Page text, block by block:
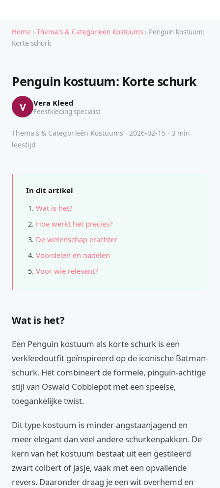
Home › Thema's & Categorieën Kostuums › Penguin kostuum:
Korte schurk
Penguin kostuum: Korte schurk
V Vera Kleed
Feestkleding specialist
Thema's & Categorieën Kostuums · 2026-02-15 · 3 min
leestijd
In dit artikel
Wat is het?
Hoe werkt het precies?
De wetenschap erachter
Voordelen en nadelen
Voor wie relevant?
Wat is het?
Een Penguin kostuum als korte schurk is een
verkleedoutfit geïnspireerd op de iconische Batman-
schurk. Het combineert de formele, pinguïn-achtige
stijl van Oswald Cobblepot met een speelse,
toegankelijke twist.
Dit type kostuum is minder angstaanjagend en
meer elegant dan veel andere schurkenpakken. De
kern van het kostuum bestaat uit een gestileerd
zwart colbert of jasje, vaak met een opvallende
revers. Daaronder draag je een wit overhemd en